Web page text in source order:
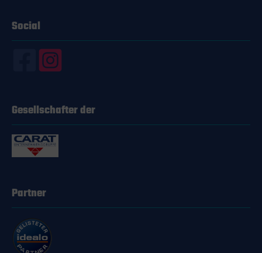
Social
Gesellschafter der
Partner